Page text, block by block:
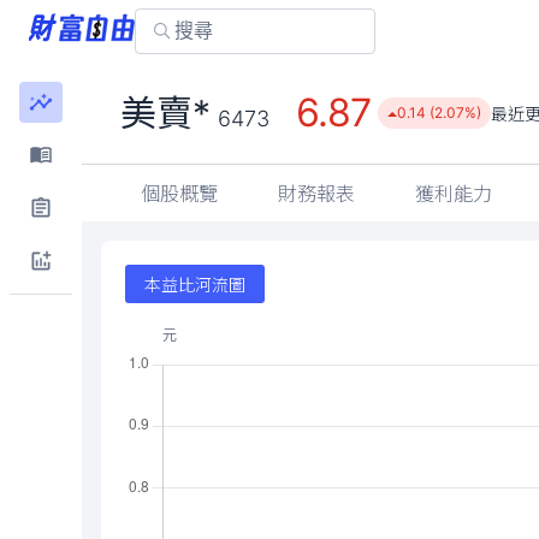
美賣* 6473 6.87 0.14 (2.07%) 最近
個股概覽 財務報表 獲利能力
本益比河流圖